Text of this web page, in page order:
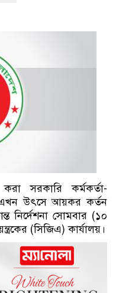
সরকারি কর্মকর্তা-
এখন উৎসে আয়কর কর্তন
নির্দেশনা সোমবার (১০
(সিজিএ) কার্যালয়।